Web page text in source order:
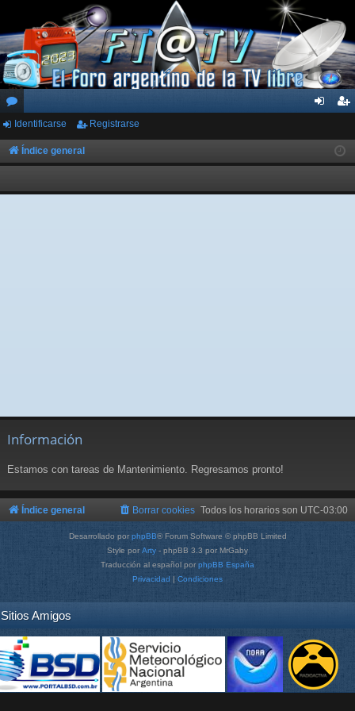
or
os
ar
ist
rs
Identificarse Registrarse
Índice general
Información
Estamos con tareas de Mantenimiento. Regresamos pronto!
Índice general Todos los horarios son UTC-03:00
Borrar cookies
Desarrollado por phpBB® Forum Software © phpBB Limited
Style por Arty - phpBB 3.3 por MrGaby
Traducción al español por phpBB España
Privacidad | Condiciones
Sitios Amigos